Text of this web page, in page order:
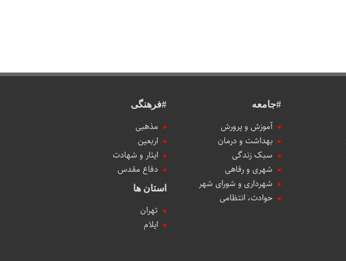
#جامعه
آموزش و پرورش
بهداشت و درمان
سبک زندگی
شهری و رفاهی
شهرداری و شورای شهر
حوادث، انتظامی
#فرهنگی
مذهبی
اربعین
ایثار و شهادت
دفاع مقدس
استان ها
تهران
ایلام